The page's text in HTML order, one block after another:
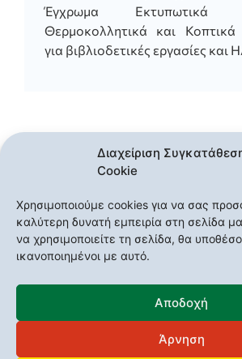
Διαχείριση
Cookie
Χρησιμοποιούμε cookies για να σας
καλύτερη δυνατή εμπειρία στη σελίδα
να χρησιμοποιείτε τη σελίδα, θα
ικανοποιημένοι με αυτό.
Αποδοχή
Άρνηση
Έγχρωμα Εκτυπωτικά –
Θερμοκολλητικά και Κοπτικά
για βιβλιοδετικές εργασίες και
Εξυπηρετεί τις
χρηστών των
Με επιφύλαξη όλων των νόμιμων
Βιβλιοθήκη & Κέντρο Πληροφόρησης